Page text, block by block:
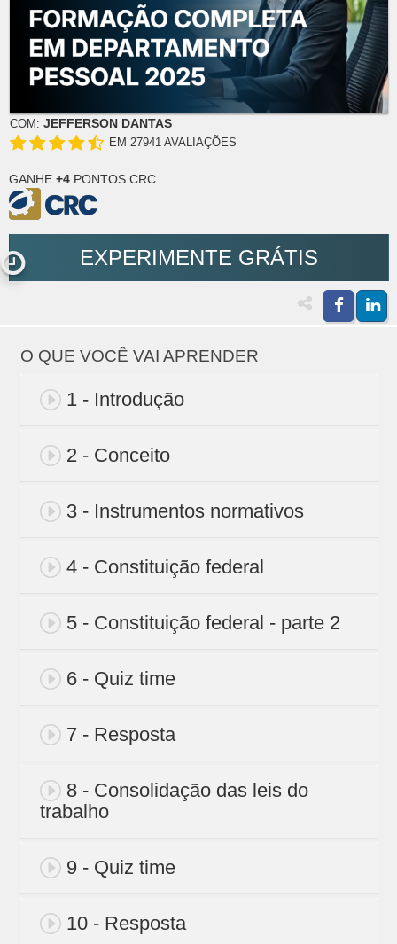
COM: JEFFERSON DANTAS
EM 27941 AVALIAÇÕES
GANHE +4 PONTOS CRC
EXPERIMENTE GRÁTIS
O QUE VOCÊ VAI APRENDER
1 - Introdução
2 - Conceito
3 - Instrumentos normativos
4 - Constituição federal
5 - Constituição federal - parte 2
6 - Quiz time
7 - Resposta
8 - Consolidação das leis do
trabalho
9 - Quiz time
10 - Resposta